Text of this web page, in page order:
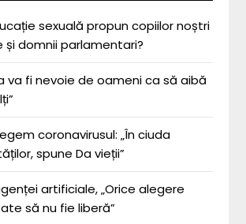
sexuală propun copiilor noștri
și domnii parlamentari?
va fi nevoie de oameni ca să aibă
coronavirusul: „În ciuda
spune Da vieții”
artificiale, „Orice alegere
să nu fie liberă”